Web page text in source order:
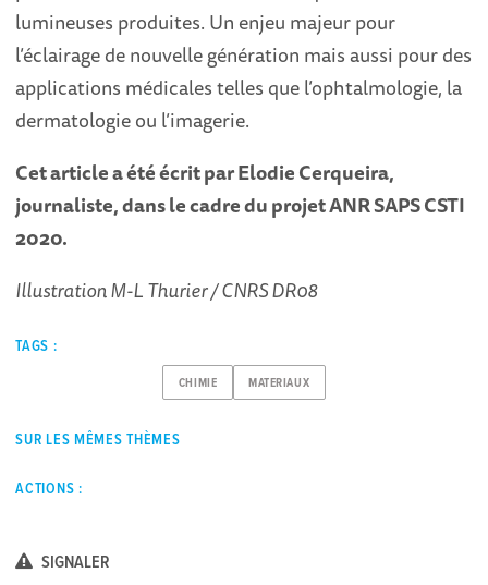
lumineuses produites. Un enjeu majeur pour
l’éclairage de nouvelle génération mais aussi pour des
applications médicales telles que l’ophtalmologie, la
dermatologie ou l’imagerie.
Cet article a été écrit par Elodie Cerqueira,
journaliste, dans le cadre du projet ANR SAPS CSTI
2020.
Illustration M-L Thurier / CNRS DR08
TAGS :
CHIMIE MATERIAUX
SUR LES MÊMES THÈMES
ACTIONS :
SIGNALER